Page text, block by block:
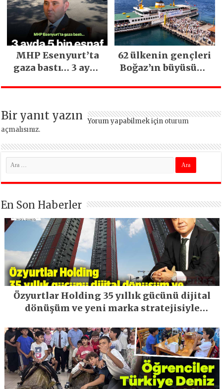
kritik uyarı
MHP Esenyurt’ta
gaza bastı… 3 ayda
edildi
62 ülkenin gençleri
Boğaz’ın büyüsüne
Bir yanıt yazın Yorum yapabilmek için oturum
açmalısınız.
En Son Haberler
Özyurtlar Holding 35 yıllık gücünü dijital
dönüşüm ve yeni marka stratejisiyle